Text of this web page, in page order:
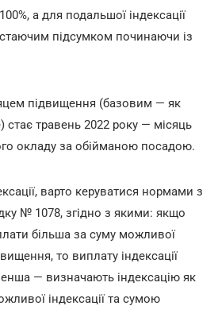
а для подальшої індексації
підсумком починаючи із
підвищення (базовим — як
стає травень 2022 року — місяць
окладу за обійманою посадою.
варто керуватися нормами з
№ 1078, згідно з якими: якщо
більша за суму можливої
то виплату індексації
— визначають індексацію як
індексації та сумою